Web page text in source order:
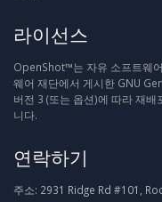
라이선스
OpenShot™는 자유 소프트웨
웨어 재단에서 게시한 GNU
버전 3 (또는 옵션)에 따라 재배
니다.
연락하기
주소: 2931 Ridge Rd #101,